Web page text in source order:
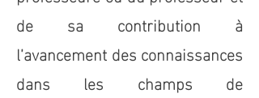
de sa contribution à
l’avancement des connaissances
dans les champs de